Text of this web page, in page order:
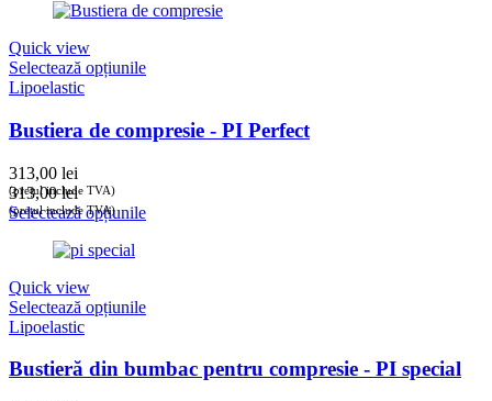
Quick view
Selectează opțiunile
Lipoelastic
Bustiera de compresie - PI Perfect
313,00 lei
(prețul include TVA)
313,00lei
(prețul include TVA)
Selectează opțiunile
Quick view
Selectează opțiunile
Lipoelastic
Bustieră din bumbac pentru compresie - PI special